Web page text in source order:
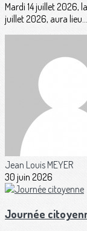
Mardi 14 juillet 2026,
juillet 2026, aura lieu...
Jean Louis MEYER
30 juin 2026
Journée